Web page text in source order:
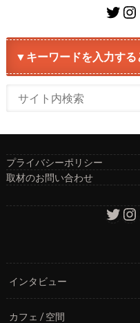
▼キーワードを入力する
プライバシーポリシー
取材のお問い合わせ
インタビュー
カフェ / 空間